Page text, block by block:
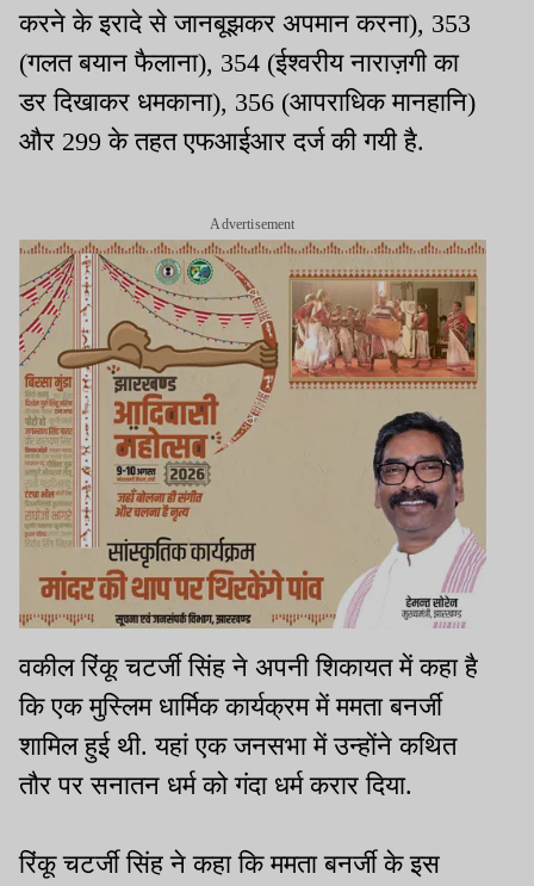
करने के इरादे से जानबूझकर अपमान करना), 353
(गलत बयान फैलाना), 354 (ईश्वरीय नाराज़गी का
डर दिखाकर धमकाना), 356 (आपराधिक मानहानि)
और 299 के तहत एफआईआर दर्ज की गयी है.
Advertisement
वकील रिंकू चटर्जी सिंह ने अपनी शिकायत में कहा है
कि एक मुस्लिम धार्मिक कार्यक्रम में ममता बनर्जी
शामिल हुई थी. यहां एक जनसभा में उन्होंने कथित
तौर पर सनातन धर्म को गंदा धर्म करार दिया.
रिंकू चटर्जी सिंह ने कहा कि ममता बनर्जी के इस